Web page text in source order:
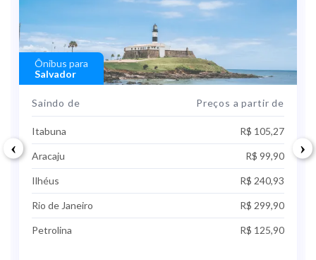
Ônibus para
Salvador
Saindo de Preços a partir de
Itabuna R$ 105,27
Aracaju R$ 99,90
Ilhéus R$ 240,93
Rio de Janeiro R$ 299,90
Petrolina R$ 125,90
‹ ›